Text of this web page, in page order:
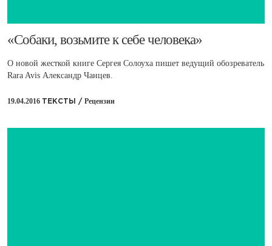
​«Собаки, возьмите к себе человека»
О новой жесткой книге Сергея Солоуха пишет ведущий обозреватель
Rara Avis Александр Чанцев.
19.04.2016 ТЕКСТЫ / Рецензии